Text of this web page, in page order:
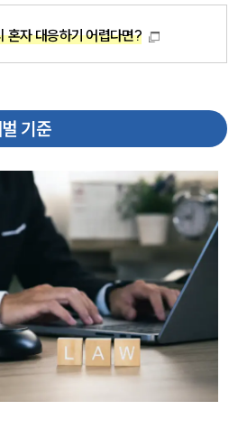
혼자 대응하기 어렵다면?
기준